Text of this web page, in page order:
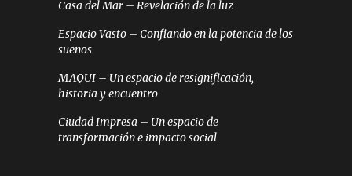
Casa del Mar – Revelación de la luz
Espacio Vasto – Confiando en la potencia de los
sueños
MAQUI – Un espacio de resignificación,
historia y encuentro
Ciudad Impresa – Un espacio de
transformación e impacto social